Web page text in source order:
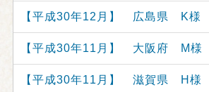
【平成30年12月】 広島県 K様
【平成30年11月】 大阪府 M様
【平成30年11月】 滋賀県 H様